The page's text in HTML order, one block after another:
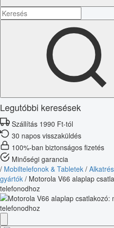
Legutóbbi keresések
Szállítás 1990 Ft-tól
30 napos visszaküldés
100%-ban biztonságos fizetés
Minőségi garancia
/ Mobiltelefonok & Tabletek /
gyártók / Motorola V66 alaplap
telefonodhoz